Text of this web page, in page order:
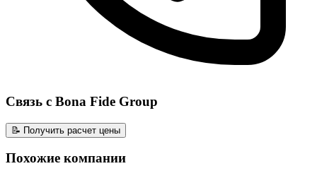
Связь с Bona Fide Group
📝 Получить расчет цены
Похожие компании